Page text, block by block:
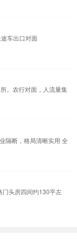
车出口对面
。农行对面，人流量集
隔断，格局清晰实用 全
门头房四间约130平左